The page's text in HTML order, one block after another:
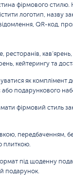
фірмового стилю.
логотип, назву
QR-код,
ресторанів, кав’ярень,
кейтерингу та
як комплімент
подарункового
фірмовий стиль
передбаченням,
плиткою.
під щоденну
подарунок.